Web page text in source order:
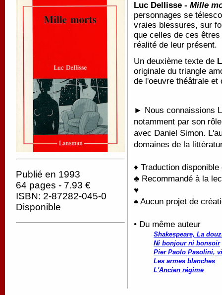
Publié en 1993
64 pages - 7.93 €
ISBN: 2-87282-045-0
Disponible
Luc Dellisse - Mille
personnages se
vraies blessures, sur
que celles de ces
réalité de leur présent.
Un deuxième texte de
originale du triangle
de l'oeuvre théâtrale et
► Nous connaissions
notamment par son
avec Daniel Simon.
domaines de la
♦ Traduction
♣ Recommandé à la
♥
♠ Aucun projet de
• Du même auteur
Shakespeare, La
Ni bonjour ni bonsoir
Pier Paolo Pasolini,
Les armes blanches
L'Ancien régime